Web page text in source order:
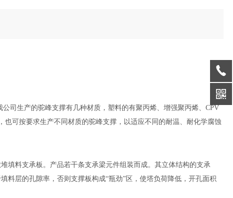
司生产的驼峰支撑有几种材质，塑料的有聚丙烯、增强聚丙烯、CPV
也可按要求生产不同材质的驼峰支撑，以适应不同的耐温、耐化学腐蚀
填料支承板。产品若干条支承梁元件组装而成。其立体结构的支承
料层的孔隙率，否则支撑板构成“瓶劲”区，使塔负荷降低，开孔面积